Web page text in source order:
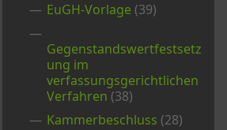
EuGH-Vorlage (39)
Gegenstandswertfestsetz
ung im
verfassungsgerichtlichen
Verfahren (38)
Kammerbeschluss (28)